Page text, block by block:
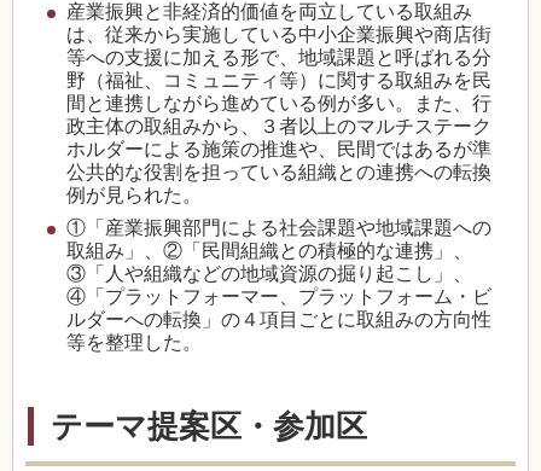
産業振興と非経済的価値を両立している取組み
は、従来から実施している中小企業振興や商店街
等への支援に加える形で、地域課題と呼ばれる分
野（福祉、コミュニティ等）に関する取組みを民
間と連携しながら進めている例が多い。また、行
政主体の取組みから、３者以上のマルチステーク
ホルダーによる施策の推進や、民間ではあるが準
公共的な役割を担っている組織との連携への転換
例が見られた。
①「産業振興部門による社会課題や地域課題への
取組み」、②「民間組織との積極的な連携」、
③「人や組織などの地域資源の掘り起こし」、
④「プラットフォーマー、プラットフォーム・ビ
ルダーへの転換」の４項目ごとに取組みの方向性
等を整理した。
テーマ提案区・参加区